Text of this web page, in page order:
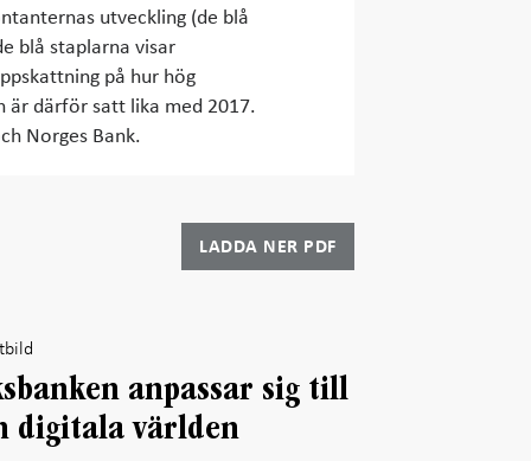
utveckling (de blå
blå staplarna visar
på hur hög
är därför satt lika med 2017.
Norges Bank.
LADDA NER PDF
anpassar sig till
digitala världen